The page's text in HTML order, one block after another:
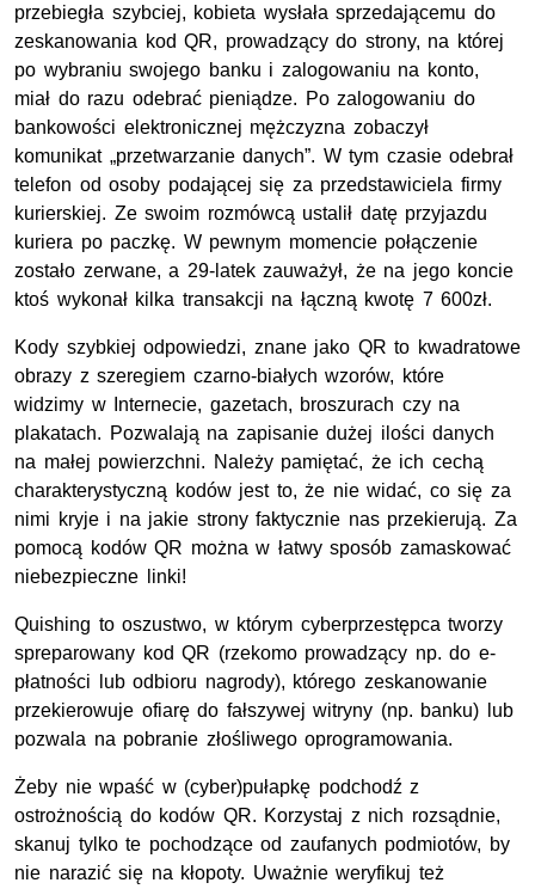
przebiegła szybciej, kobieta wysłała sprzedającemu do
zeskanowania kod QR, prowadzący do strony, na której
po wybraniu swojego banku i zalogowaniu na konto,
miał do razu odebrać pieniądze. Po zalogowaniu do
bankowości elektronicznej mężczyzna zobaczył
komunikat „przetwarzanie danych”. W tym czasie odebrał
telefon od osoby podającej się za przedstawiciela firmy
kurierskiej. Ze swoim rozmówcą ustalił datę przyjazdu
kuriera po paczkę. W pewnym momencie połączenie
zostało zerwane, a 29-latek zauważył, że na jego koncie
ktoś wykonał kilka transakcji na łączną kwotę 7 600zł.
Kody szybkiej odpowiedzi, znane jako QR to kwadratowe
obrazy z szeregiem czarno-białych wzorów, które
widzimy w Internecie, gazetach, broszurach czy na
plakatach. Pozwalają na zapisanie dużej ilości danych
na małej powierzchni. Należy pamiętać, że ich cechą
charakterystyczną kodów jest to, że nie widać, co się za
nimi kryje i na jakie strony faktycznie nas przekierują. Za
pomocą kodów QR można w łatwy sposób zamaskować
niebezpieczne linki!
Quishing to oszustwo, w którym cyberprzestępca tworzy
spreparowany kod QR (rzekomo prowadzący np. do e-
płatności lub odbioru nagrody), którego zeskanowanie
przekierowuje ofiarę do fałszywej witryny (np. banku) lub
pozwala na pobranie złośliwego oprogramowania.
Żeby nie wpaść w (cyber)pułapkę podchodź z
ostrożnością do kodów QR. Korzystaj z nich rozsądnie,
skanuj tylko te pochodzące od zaufanych podmiotów, by
nie narazić się na kłopoty. Uważnie weryfikuj też